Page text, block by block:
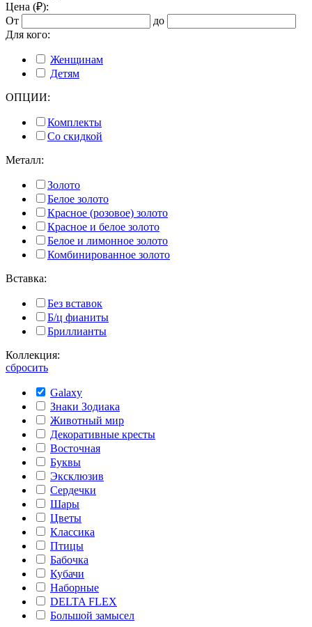
Цена (₽):
От
до
Для кого:
Женщинам
Детям
ОПЦИИ:
Комплекты
Со скидкой
Металл:
Золото
Белое золото
Красное (розовое) золото
Красное и белое золото
Белое и лимонное золото
Комбинированное золото
Вставка:
Без вставок
Б/ц фианиты
Бриллианты
Коллекция:
сбросить
Galaxy
Знаки Зодиака
Животный мир
Декоративные кресты
Восточная
Буквы
Эксклюзив
Сердечки
Шары
Цветы
Классика
Птицы
Бабочка
Кубачи
Наборные
DELTA FLEX
Большой замысел